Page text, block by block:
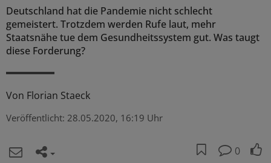
Deutschland hat die Pandemie nicht schlecht
gemeistert. Trotzdem werden Rufe laut, mehr
Staatsnähe tue dem Gesundheitssystem gut. Was taugt
diese Forderung?
Von Florian Staeck
Veröffentlicht: 28.05.2020, 16:19 Uhr
0